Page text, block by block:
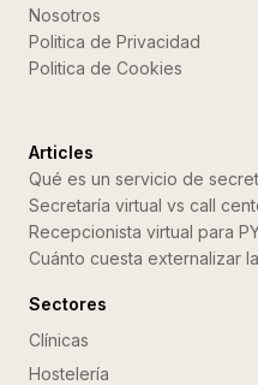
Nosotros
Politica de Privacidad
Politica de Cookies
Articles
Qué es un servicio de
Secretaría virtual vs call
Recepcionista virtual para
Cuánto cuesta externalizar
Sectores
Clínicas
Hostelería